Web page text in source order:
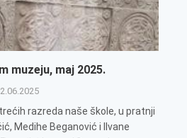
muzeju, maj 2025.
razreda naše škole, u pratnji
Medihe Beganović i Ilvane